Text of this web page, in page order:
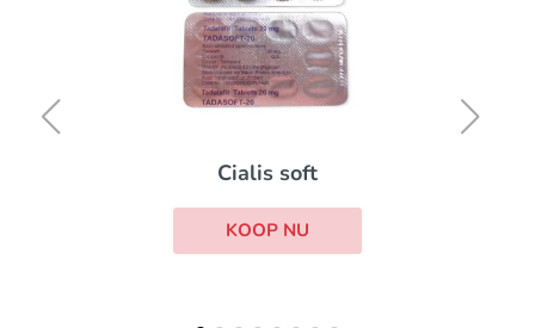
Cialis soft
KOOP NU